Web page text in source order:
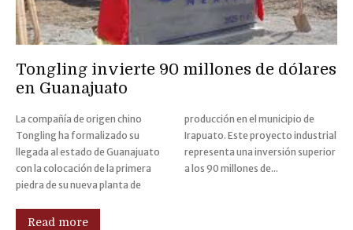
Tongling invierte 90 millones de dólares
en Guanajuato
La compañía de origen chino
Tongling ha formalizado su
llegada al estado de Guanajuato
con la colocación de la primera
piedra de su nueva planta de
producción en el municipio de
Irapuato. Este proyecto industrial
representa una inversión superior
a los 90 millones de...
Read more